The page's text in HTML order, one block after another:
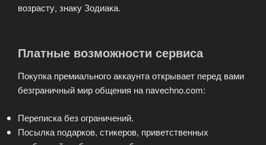
возрасту, знаку Зодиака.
Платные возможности сервиса
Покупка премиального аккаунта открывает перед вами
безграничный мир общения на navechno.com:
Переписка без ограничений.
Посылка подарков, стикеров, приветственных